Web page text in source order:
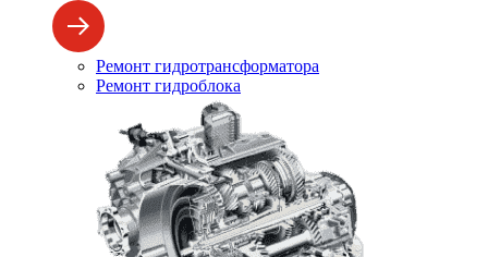
Ремонт гидротрансформатора
Ремонт гидроблока